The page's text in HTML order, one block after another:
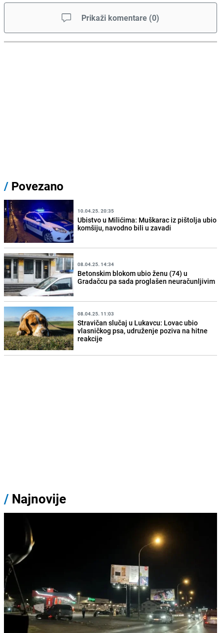
Prikaži komentare (0)
/ Povezano
10.04.25. 20:35
Ubistvo u Milićima: Muškarac iz pištolja ubio
komšiju, navodno bili u zavadi
08.04.25. 14:34
Betonskim blokom ubio ženu (74) u
Gradačcu pa sada proglašen neuračunljivim
08.04.25. 11:03
Stravičan slučaj u Lukavcu: Lovac ubio
vlasničkog psa, udruženje poziva na hitne
reakcije
/ Najnovije